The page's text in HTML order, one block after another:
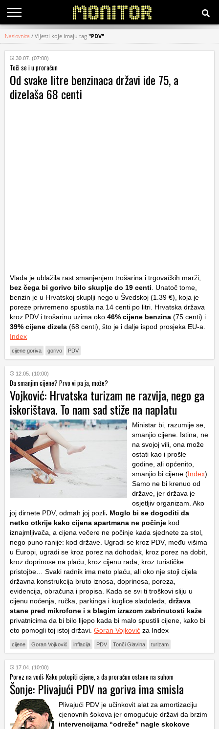
KATEGORIJE
HRVATSKI
WEB
Naslovnica / Vijesti koje imaju tag "PDV"
30.07. (07:00)
Toči se i u proračun
Od svake litre benzinaca državi ide 75, a
dizelaša 68 centi
Vlada je ublažila rast smanjenjem trošarina i trgovačkih marži,
bez čega bi gorivo bilo skuplje do 19 centi . Unatoč tome,
benzin je u Hrvatskoj skuplji nego u Švedskoj (1.39 €), koja je
poreze privremeno spustila na 14 centi po litri. Hrvatska država
kroz PDV i trošarinu uzima oko 46% cijene benzina (75 centi) i
39% cijene dizela (68 centi), što je i dalje ispod prosjeka EU-a.
Index
cijene goriva gorivo PDV
12.05. (10:00)
Da smanjim cijene? Prvo vi pa ja, može?
Vojković: Hrvatska turizam ne razvija, nego ga
iskorištava. To nam sad stiže na naplatu
Ministar bi, razumije se,
smanjio cijene. Istina, ne
na svojoj vili, ona može
ostati kao i prošle
godine, ali općenito,
smanjio bi cijene (Index).
Samo ne bi krenuo od
države, jer država je
osjetljiv organizam. Ako
joj dirnete PDV, odmah joj pozli. Moglo bi se dogoditi da
netko otkrije kako cijena apartmana ne počinje kod
iznajmljivača, a cijena večere ne počinje kada sjednete za stol,
nego puno ranije: kod države. Ugradi se kroz PDV, među višima
u Europi, ugradi se kroz porez na dohodak, kroz porez na dobit,
kroz doprinose na plaću, kroz cijenu rada, kroz turističke
pristojbe… Svaki radnik ima neto plaću, ali oko nje stoji cijela
državna konstrukcija bruto iznosa, doprinosa, poreza,
evidencija, obračuna i propisa. Kada se svi ti troškovi sliju u
cijenu noćenja, ručka, parkinga i kuglice sladoleda, država
stane pred mikrofone i s blagim izrazom zabrinutosti kaže
privatnicima da bi bilo lijepo kada bi malo spustili cijene, kako bi
eto pomogli toj istoj državi. Goran Vojković za Index
cijene Goran Vojković inflacija PDV Tonči Glavina turizam
17.04. (10:00)
Porez na vodi: Kako potopiti cijene, a da proračun ostane na suhom
Šonje: Plivajući PDV na goriva ima smisla
Plivajući PDV je učinkovit alat za amortizaciju
cjenovnih šokova jer omogućuje državi da brzim
intervencijama “odreže” nagle skokove